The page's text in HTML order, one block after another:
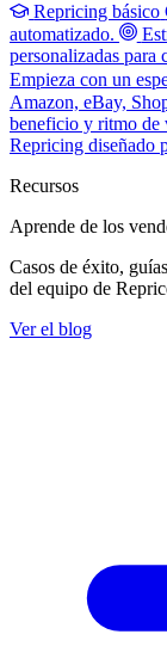
Repricing básico
automatizado.
personalizadas para
Empieza con un
Amazon, eBay,
beneficio y ritmo de
Repricing diseñado
Recursos
Aprende de los
Casos de éxito,
del equipo de
Ver el blog